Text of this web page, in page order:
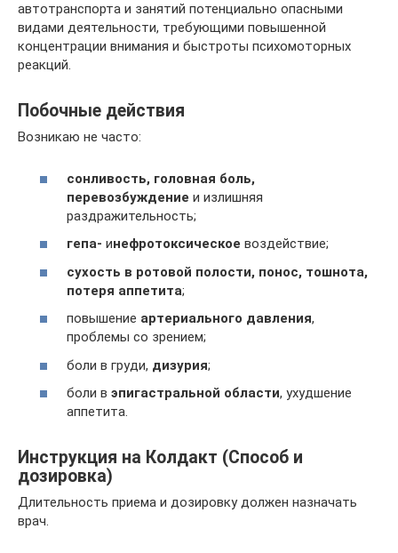
автотранспорта и занятий потенциально опасными
видами деятельности, требующими повышенной
концентрации внимания и быстроты психомоторных
реакций.
Побочные действия
Возникаю не часто:
сонливость, головная боль,
перевозбуждение и излишняя
раздражительность;
гепа- инефротоксическое воздействие;
сухость в ротовой полости, понос, тошнота,
потеря аппетита;
повышение артериального давления,
проблемы со зрением;
боли в груди, дизурия;
боли в эпигастральной области, ухудшение
аппетита.
Инструкция на Колдакт (Способ и
дозировка)
Длительность приема и дозировку должен назначать
врач.